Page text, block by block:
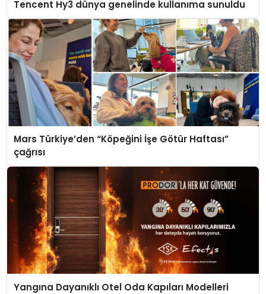
Tencent Hy3 dünya genelinde kullanıma sunuldu
Mars Türkiye’den “Köpeğini İşe Götür Haftası”
çağrısı
Yangına Dayanıklı Otel Oda Kapıları Modelleri